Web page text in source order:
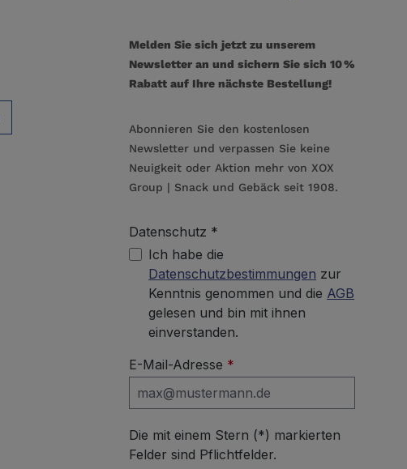
Melden Sie sich jetzt zu unserem
Newsletter an und sichern Sie sich 10 %
Rabatt auf Ihre nächste Bestellung!
Abonnieren Sie den kostenlosen
Newsletter und verpassen Sie keine
Neuigkeit oder Aktion mehr von XOX
Group | Snack und Gebäck seit 1908.
Datenschutz *
Ich habe die
Datenschutzbestimmungen zur
Kenntnis genommen und die AGB
gelesen und bin mit ihnen
einverstanden.
E-Mail-Adresse *
Die mit einem Stern (*) markierten
Felder sind Pflichtfelder.